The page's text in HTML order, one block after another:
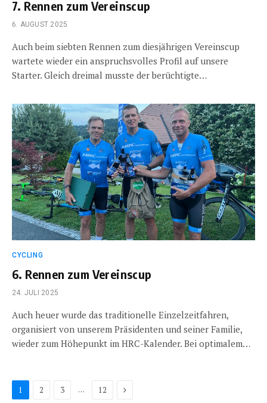
7. Rennen zum Vereinscup
6. AUGUST 2025
Auch beim siebten Rennen zum diesjährigen Vereinscup
wartete wieder ein anspruchsvolles Profil auf unsere
Starter. Gleich dreimal musste der berüchtigte…
CYCLING
6. Rennen zum Vereinscup
24. JULI 2025
Auch heuer wurde das traditionelle Einzelzeitfahren,
organisiert von unserem Präsidenten und seiner Familie,
wieder zum Höhepunkt im HRC-Kalender. Bei optimalem…
1 2 3 … 12 Next